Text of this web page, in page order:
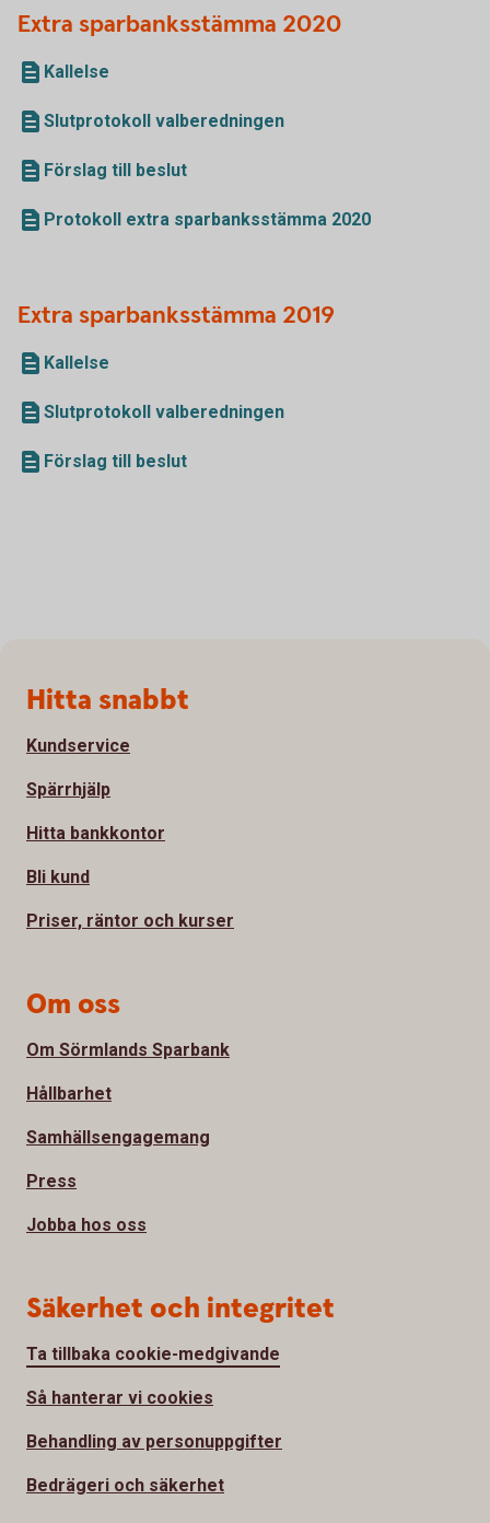
Extra sparbanksstämma 2020
Kallelse
Slutprotokoll valberedningen
Förslag till beslut
Protokoll extra sparbanksstämma 2020
Extra sparbanksstämma 2019
Kallelse
Slutprotokoll valberedningen
Förslag till beslut
Sidfot
Hitta snabbt
Kundservice
Spärrhjälp
Hitta bankkontor
Bli kund
Priser, räntor och kurser
Om oss
Om Sörmlands Sparbank
Hållbarhet
Samhällsengagemang
Press
Jobba hos oss
Säkerhet och integritet
Ta tillbaka cookie-medgivande
Så hanterar vi cookies
Behandling av personuppgifter
Bedrägeri och säkerhet